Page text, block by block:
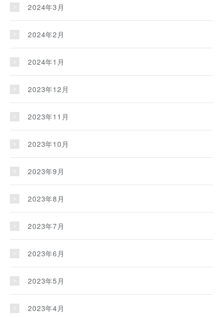
2024年3月
2024年2月
2024年1月
2023年12月
2023年11月
2023年10月
2023年9月
2023年8月
2023年7月
2023年6月
2023年5月
2023年4月